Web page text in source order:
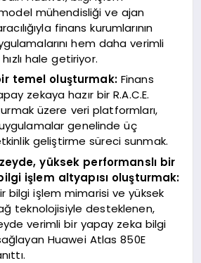
mühendisliği ve ajan
finans kurumlarının
hem daha verimli
hale getiriyor.
temel oluşturmak: Finans
zekaya hazır bir R.A.C.E.
üzere veri platformları,
genelinde üç
geliştirme süreci sunmak.
yüksek performanslı bir
işlem altyapısı oluşturmak:
bilgi işlem mimarisi ve yüksek
teknolojisiyle desteklenen,
verimli bir yapay zeka bilgi
Huawei Atlas 850E